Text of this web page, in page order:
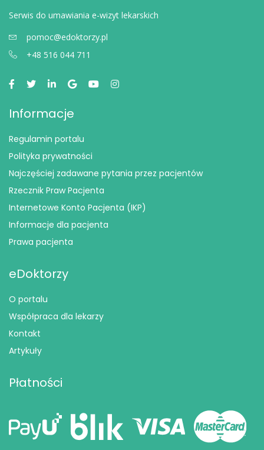
Serwis do umawiania e-wizyt lekarskich
pomoc@edoktorzy.pl
+48 516 044 711
Informacje
Regulamin portalu
Polityka prywatności
Najczęściej zadawane pytania przez pacjentów
Rzecznik Praw Pacjenta
Internetowe Konto Pacjenta (IKP)
Informacje dla pacjenta
Prawa pacjenta
eDoktorzy
O portalu
Współpraca dla lekarzy
Kontakt
Artykuły
Płatności